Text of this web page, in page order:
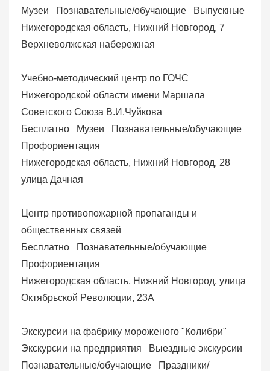
Музеи
Познавательные/обучающие
Выпускные
Нижегородская область, Нижний Новгород, 7
Верхневолжская набережная
Учебно-методический центр по ГОЧС
Нижегородской области имени Маршала
Советского Союза В.И.Чуйкова
Бесплатно
Музеи
Познавательные/обучающие
Профориентация
Нижегородская область, Нижний Новгород, 28
улица Дачная
Центр противопожарной пропаганды и
общественных связей
Бесплатно
Познавательные/обучающие
Профориентация
Нижегородская область, Нижний Новгород, улица
Октябрьской Pеволюции, 23А
Экскурсии на фабрику мороженого "Колибри"
Экскурсии на предприятия
Выездные экскурсии
Познавательные/обучающие
Праздники/